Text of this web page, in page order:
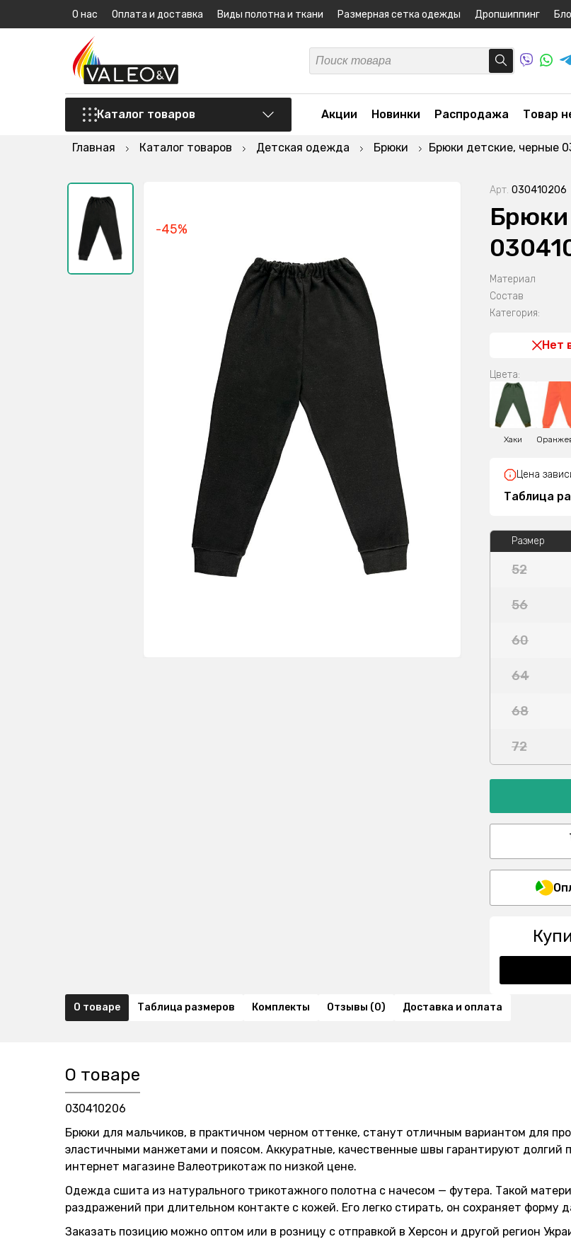
О нас Оплата и доставка Виды полотна и ткани Размерная сетка одежды Дропшиппинг
Каталог товаров Акции Новинки Распродажа Товар
Главная Каталог товаров Детская одежда Брюки Брюки детские, черные
-45%
Арт. 030410206
Материал
Состав
Категория:
Нет
Цвета:
Хаки
Цена
Таблица
Размер
52
56
60
64
68
72
О товаре Таблица размеров Комплекты Отзывы (0) Доставка и оплата
О товаре
030410206
Брюки для мальчиков, в практичном черном оттенке, станут отличным вариантом для
эластичными манжетами и поясом. Аккуратные, качественные швы гарантируют долгий
интернет магазине Валеотрикотаж по низкой цене.
Одежда сшита из натурального трикотажного полотна с начесом — футера. Такой
раздражений при длительном контакте с кожей. Его легко стирать, он сохраняет форму
Заказать позицию можно оптом или в розницу с отправкой в Херсон и другой регион